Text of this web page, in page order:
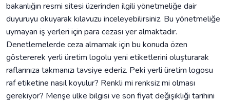
bakanlığın resmi sitesi üzerinden ilgili yönetmeliğe dair
duyuruyu okuyarak kılavuzu inceleyebilirsiniz. Bu yönetmeliğe
uymayan iş yerleri için para cezası yer almaktadır.
Denetlemelerde ceza almamak için bu konuda özen
göstererek yerli üretim logolu yeni etiketlerini oluşturarak
raflarınıza takmanızı tavsiye ederiz. Peki yerli üretim logosu
raf etiketine nasıl koyulur? Renkli mi renksiz mi olması
gerekiyor? Menşe ülke bilgisi ve son fiyat değişikliği tarihini